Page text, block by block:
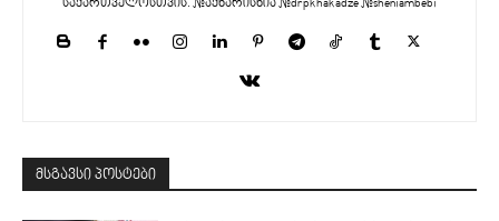
საქართველოსთვის. #აქხარისხია #drpkhakadze #sheniambebi
მსგავსი პოსტები